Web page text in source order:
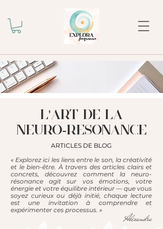
l'ART DE LA
NEURO-RESONANCE
ARTICLES DE BLOG
« Explorez ici les liens entre le son, la créativité
et le bien-être. À travers des articles clairs et
concrets, découvrez comment la neuro-
résonance agit sur vos émotions, votre
énergie et votre équilibre intérieur — que vous
soyez curieux ou déjà initié, chaque lecture
est une invitation à comprendre et
expérimenter ces processus. »
Alexandra